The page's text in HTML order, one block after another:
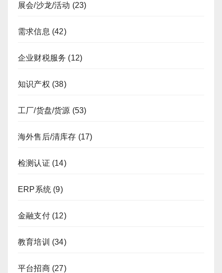
展会/沙龙/活动 (23)
需求信息 (42)
企业财税服务 (12)
知识产权 (38)
工厂/货盘/货源 (53)
海外售后/清库存 (17)
检测认证 (14)
ERP系统 (9)
金融支付(12)
教育培训 (34)
平台招商(27)